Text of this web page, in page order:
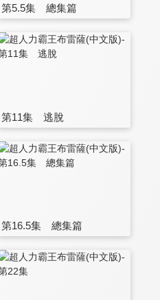
第5.5集 總集篇
第11集 逃脫
第16.5集 總集篇